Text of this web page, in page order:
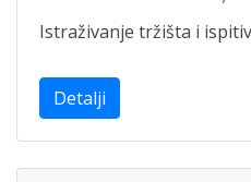
Istraživanje tržišta i
Detalji